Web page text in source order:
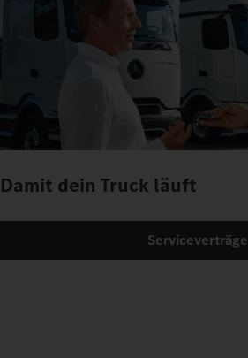
Damit dein Truck läuft
Serviceverträge